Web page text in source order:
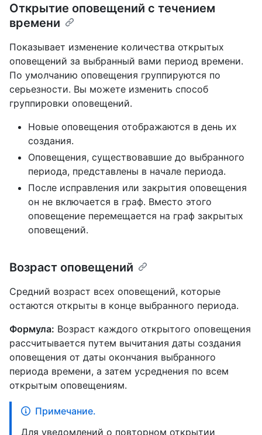
Открытие оповещений с течением
времени
Показывает изменение количества открытых
оповещений за выбранный вами период времени.
По умолчанию оповещения группируются по
серьезности. Вы можете изменить способ
группировки оповещений.
Новые оповещения отображаются в день их
создания.
Оповещения, существовавшие до выбранного
периода, представлены в начале периода.
После исправления или закрытия оповещения
он не включается в граф. Вместо этого
оповещение перемещается на граф закрытых
оповещений.
Возраст оповещений
Средний возраст всех оповещений, которые
остаются открыты в конце выбранного периода.
Формула: Возраст каждого открытого оповещения
рассчитывается путем вычитания даты создания
оповещения от даты окончания выбранного
периода времени, а затем усреднения по всем
открытым оповещениям.
Примечание.
Для уведомлений о повторном открытии